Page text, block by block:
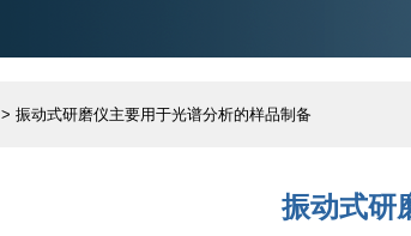
> 振动式研磨仪主要用于光谱分析的样品制备
振动式研